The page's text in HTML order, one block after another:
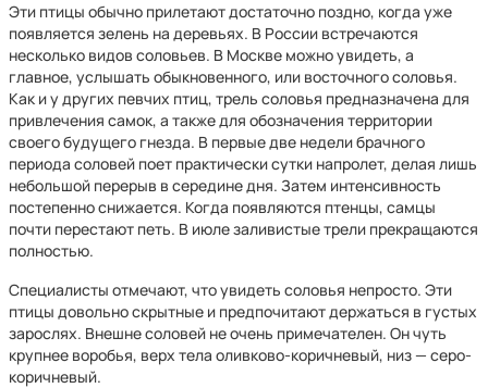
Эти птицы обычно прилетают достаточно поздно, когда уже
появляется зелень на деревьях. В России встречаются
несколько видов соловьев. В Москве можно увидеть, а
главное, услышать обыкновенного, или восточного соловья.
Как и у других певчих птиц, трель соловья предназначена для
привлечения самок, а также для обозначения территории
своего будущего гнезда. В первые две недели брачного
периода соловей поет практически сутки напролет, делая лишь
небольшой перерыв в середине дня. Затем интенсивность
постепенно снижается. Когда появляются птенцы, самцы
почти перестают петь. В июле заливистые трели прекращаются
полностью.
Специалисты отмечают, что увидеть соловья непросто. Эти
птицы довольно скрытные и предпочитают держаться в густых
зарослях. Внешне соловей не очень примечателен. Он чуть
крупнее воробья, верх тела оливково-коричневый, низ — серо-
коричневый.